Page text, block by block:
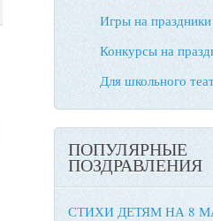
Игры на праздники
Конкурсы на
Для школьного
ПОПУЛЯРНЫЕ
ПОЗДРАВЛЕНИЯ
СТИХИ ДЕТЯМ НА 8